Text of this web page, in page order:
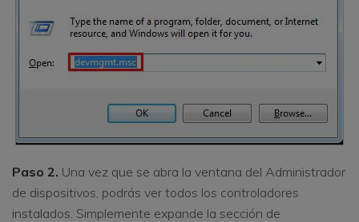
Paso 2. Una vez que se abra la ventana del Administrador
de dispositivos, podrás ver todos los controladores
instalados. Simplemente expande la sección de